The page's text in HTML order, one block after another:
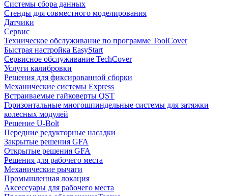
Системы сбора данных
Стенды для совместного моделирования
Датчики
Сервис
Техническое обслуживание по программе ToolCover
Быстрая настройка EasyStart
Cервисное обслуживание TechCover
Услуги калибровки
Решения для фиксированной сборки
Механические системы Express
Встраиваемые гайковерты QST
Горизонтальные многошпиндельные системы для затяжки
колесных модулей
Решение U-Bolt
Передние редукторные насадки
Закрытые решения GFA
Открытые решения GFA
Решения для рабочего места
Механические рычаги
Промышленная локация
Аксессуары для рабочего места